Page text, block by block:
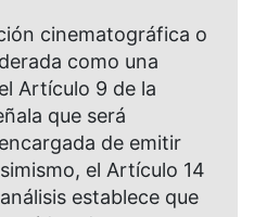
cinematográfica o
como una
Artículo 9 de la
que será
de emitir
el Artículo 14
establece que